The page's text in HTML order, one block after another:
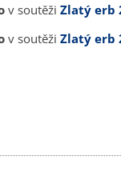
v soutěži Zlatý erb
v soutěži Zlatý erb